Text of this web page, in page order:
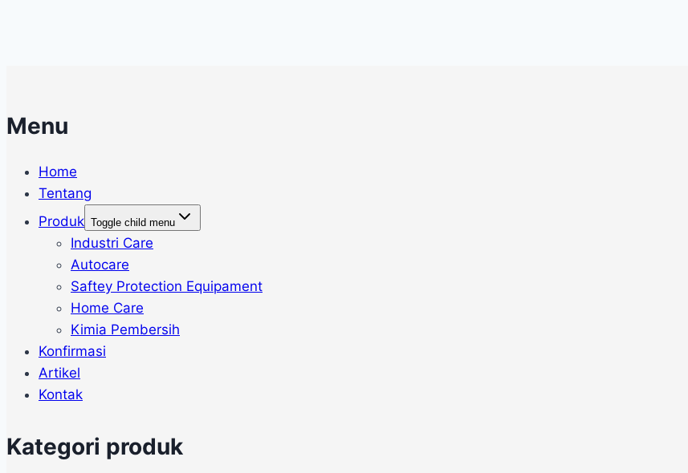
Menu
Home
Tentang
Produk Toggle child menu
Industri Care
Autocare
Saftey Protection Equipament
Home Care
Kimia Pembersih
Konfirmasi
Artikel
Kontak
Kategori produk